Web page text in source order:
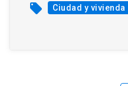
local_offer Ciudad y vivienda